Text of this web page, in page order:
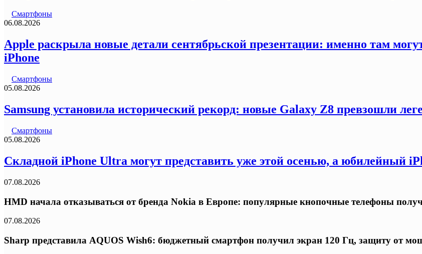
Смартфоны
06.08.2026
Apple раскрыла новые детали сентябрьской презентации: именно там
iPhone
Смартфоны
05.08.2026
Samsung установила исторический рекорд: новые Galaxy Z8 превзошли
Смартфоны
05.08.2026
Складной iPhone Ultra могут представить уже этой осенью, а юбилейный
07.08.2026
HMD начала отказываться от бренда Nokia в Европе: популярные кнопочные телефоны
07.08.2026
Sharp представила AQUOS Wish6: бюджетный смартфон получил экран 120 Гц, защиту от